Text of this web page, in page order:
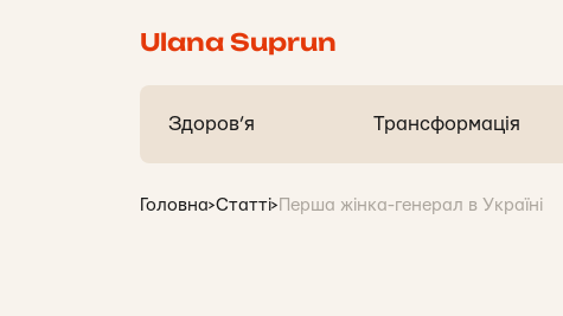
Ulana Suprun
Здоров’я Трансформація
Головна>Статті> Перша жінка-генерал в Україні